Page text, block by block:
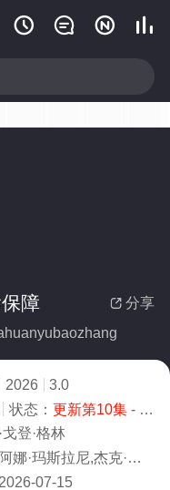
   
 分享
障
2026
3.0
状态： 更新第10集- 免费在线观看
戈登·格林
,塔拉·萨莫斯,杰西·霍奇斯,詹妮弗·费林,查理·霍尔,大卫·加雷利克,乔恩·迈克尔·希尔,莫瑞·金斯堡,多莉·德莱昂,An
2026-07-15